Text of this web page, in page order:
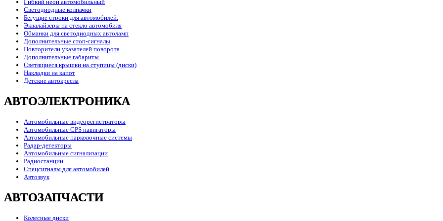
Гибкий неон автомобильный
Светодиодные колпачки
Бегущие строки для автомобилей.
Эквалайзеры на стекло автомобиля
Обманки для светодиодных автоламп
Дополнительные стоп-сигналы
Повторители указателей поворота
Дополнительные габариты
Светящиеся крышки на ступицы (диски)
Накладки на капот
Детские автокресла
АВТОЭЛЕКТРОНИКА
Автомобильные видеорегистраторы
Автомобильные GPS навигаторы
Автомобильные парковочные системы
Радар-детекторы
Автомобильные сигнализации
Радиостанции
Спецсигналы для автомобилей
Автозвук
АВТОЗАПЧАСТИ
Колесные диски